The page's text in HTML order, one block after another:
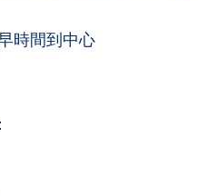
時間到中心
：